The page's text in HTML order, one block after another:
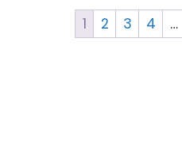
1 2 3 4 …